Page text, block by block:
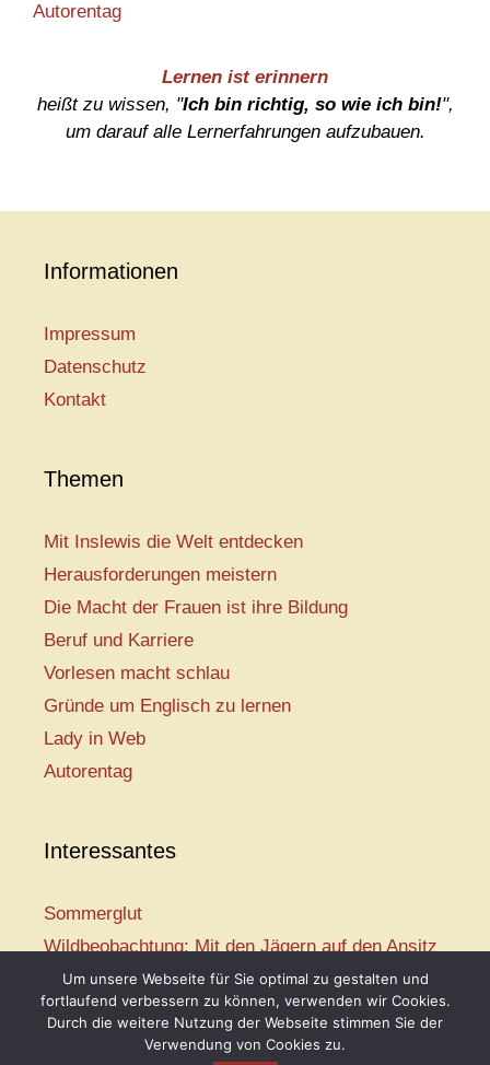
Autorentag
Lernen ist erinnern
heißt zu wissen, "Ich bin richtig, so wie ich bin!",
um darauf alle Lernerfahrungen aufzubauen.
Informationen
Impressum
Datenschutz
Kontakt
Themen
Mit Inslewis die Welt entdecken
Herausforderungen meistern
Die Macht der Frauen ist ihre Bildung
Beruf und Karriere
Vorlesen macht schlau
Gründe um Englisch zu lernen
Lady in Web
Autorentag
Interessantes
Sommerglut
Wildbeobachtung: Mit den Jägern auf den Ansitz
Mir ist so heiß
Mission: Rettungsschwimmer
Vogelwelt-Entdeckertour
Um unsere Webseite für Sie optimal zu gestalten und
fortlaufend verbessern zu können, verwenden wir Cookies.
Durch die weitere Nutzung der Webseite stimmen Sie der
Verwendung von Cookies zu.